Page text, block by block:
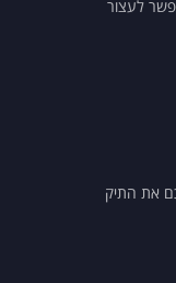
לא להרוס
לעצור
את התיק